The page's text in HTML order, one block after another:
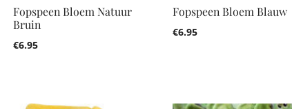
Fopspeen Bloem Natuur
Bruin
€6.95
Fopspeen Bloem Blauw
€6.95